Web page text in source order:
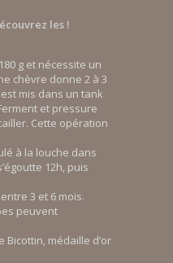
les !
g et nécessite un
chèvre donne 2 à 3
mis dans un tank
et pressure
Cette opération
à la louche dans
12h, puis
3 et 6 mois.
peuvent
Bicottin, médaille d’or